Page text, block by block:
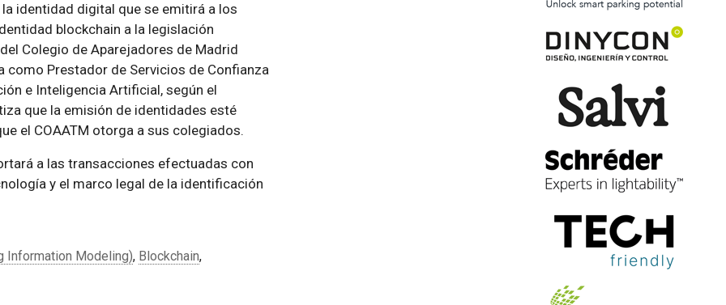
identidad digital que se emitirá a los
blockchain a la legislación
Colegio de Aparejadores de Madrid
como Prestador de Servicios de Confianza
e Inteligencia Artificial, según el
que la emisión de identidades esté
el COAATM otorga a sus colegiados.
a las transacciones efectuadas con
y el marco legal de la identificación
Information Modeling), Blockchain,